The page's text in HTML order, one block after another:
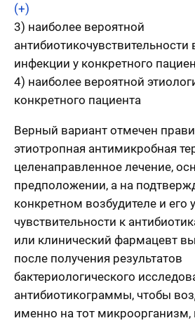
(+)
3) наиболее вероятной
антибиотикочувствительности
инфекции у конкретного
4) наиболее вероятной
конкретного пациента
Верный вариант отмечен
этиотропная антимикробная
целенаправленное лечение,
предположении, а на
конкретном возбудителе и его
чувствительности к
или клинический фармацевт
после получения результатов
бактериологического
антибиотикограммы, чтобы
именно на тот